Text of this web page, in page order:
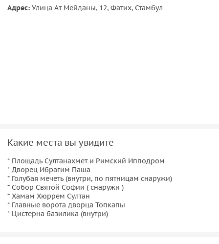
Адрес: Улица Ат Мейданы, 12, Фатих, Стамбул
Какие места вы увидите
* Площадь Султанахмет и Римский Ипподром
* Дворец Ибрагим Паша
* Голубая мечеть (внутри, по пятницам снаружи)
* Собор Святой Софии ( снаружи )
* Хамам Хюррем Султан
* Главные ворота дворца Топкапы
* Цистерна базилика (внутри)